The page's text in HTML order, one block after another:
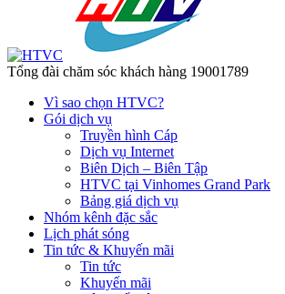
Tổng đài chăm sóc khách hàng 19001789
Vì sao chọn HTVC?
Gói dịch vụ
Truyền hình Cáp
Dịch vụ Internet
Biên Dịch – Biên Tập
HTVC tại Vinhomes Grand Park
Bảng giá dịch vụ
Nhóm kênh đặc sắc
Lịch phát sóng
Tin tức & Khuyến mãi
Tin tức
Khuyến mãi